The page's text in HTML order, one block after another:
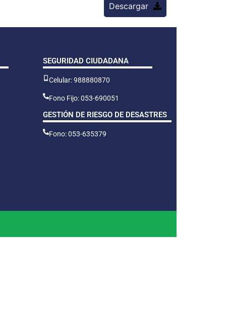
Descargar
SEGURIDAD CIUDADANA
Celular: 988880870
Fono Fijo: 053-690051
GESTIÓN DE RIESGO DE DESASTRES
Fono: 053-635379